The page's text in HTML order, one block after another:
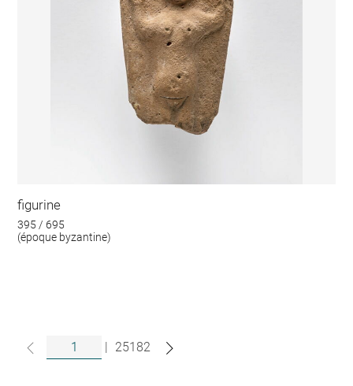
figurine
395 / 695
(époque byzantine)
| 25182